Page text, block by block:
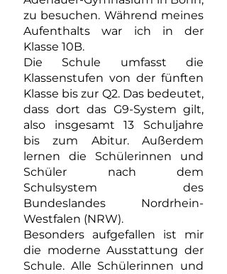
zu besuchen. Während meines
Aufenthalts war ich in der
Klasse 10B.
Die Schule umfasst die
Klassenstufen von der fünften
Klasse bis zur Q2. Das bedeutet,
dass dort das G9-System gilt,
also insgesamt 13 Schuljahre
bis zum Abitur. Außerdem
lernen die Schülerinnen und
Schüler nach dem
Schulsystem des
Bundeslandes Nordrhein-
Westfalen (NRW).
Besonders aufgefallen ist mir
die moderne Ausstattung der
Schule. Alle Schülerinnen und